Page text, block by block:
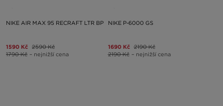
NIKE AIR MAX 95 RECRAFT LTR BP
1590 Kč 2590 Kč
1790 Kč – nejnižší cena
NIKE P-6000 GS
1690 Kč 2190 Kč
2190 Kč – nejnižší cena